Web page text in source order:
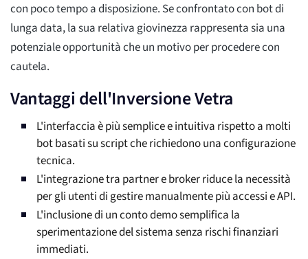
con poco tempo a disposizione. Se confrontato con bot di
lunga data, la sua relativa giovinezza rappresenta sia una
potenziale opportunità che un motivo per procedere con
cautela.
Vantaggi dell'Inversione Vetra
L'interfaccia è più semplice e intuitiva rispetto a molti
bot basati su script che richiedono una configurazione
tecnica.
L'integrazione tra partner e broker riduce la necessità
per gli utenti di gestire manualmente più accessi e API.
L'inclusione di un conto demo semplifica la
sperimentazione del sistema senza rischi finanziari
immediati.